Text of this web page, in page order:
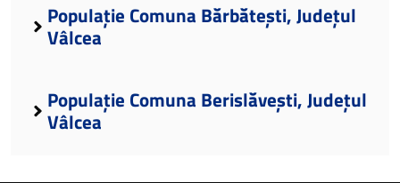
Populație Comuna Bărbătești, Județul
Vâlcea
Populație Comuna Berislăvești, Județul
Vâlcea